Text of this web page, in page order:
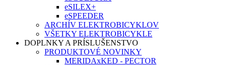
eSILEX+
eSPEEDER
ARCHÍV ELEKTROBICYKLOV
VŠETKY ELEKTROBICYKLE
DOPLNKY A PRÍSLUŠENSTVO
PRODUKTOVÉ NOVINKY
MERIDAxKED - PECTOR